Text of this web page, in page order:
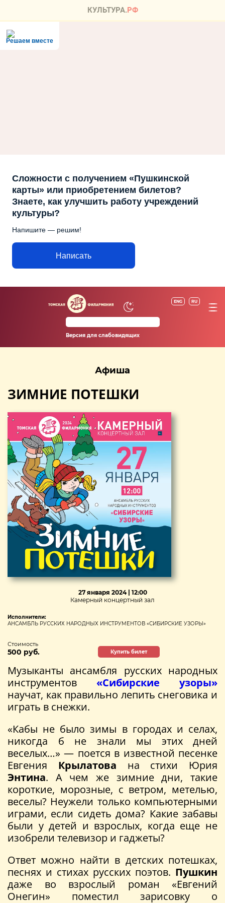
Решаем вместе
Сложности с получением «Пушкинской
карты» или приобретением билетов?
Знаете, как улучшить работу учреждений
культуры?
Напишите — решим!
Написать
ENG RU
Версия для слабовидящих
Афиша
ЗИМНИЕ ПОТЕШКИ
27 января 2024 | 12:00
Камерный концертный зал
Исполнители:
АНСАМБЛЬ РУССКИХ НАРОДНЫХ ИНСТРУМЕНТОВ «СИБИРСКИЕ УЗОРЫ»
Стоимость
500 руб. Купить билет
Музыканты ансамбля русских народных
инструментов «Сибирские узоры»
научат, как правильно лепить снеговика и
играть в снежки.
«Кабы не было зимы в городах и селах,
никогда б не знали мы этих дней
веселых…» — поется в известной песенке
Евгения Крылатова на стихи Юрия
Энтина. А чем же зимние дни, такие
короткие, морозные, с ветром, метелью,
веселы? Неужели только компьютерными
играми, если сидеть дома? Какие забавы
были у детей и взрослых, когда еще не
изобрели телевизор и гаджеты?
Ответ можно найти в детских потешках,
песнях и стихах русских поэтов. Пушкин
даже во взрослый роман «Евгений
Онегин» поместил зарисовку о